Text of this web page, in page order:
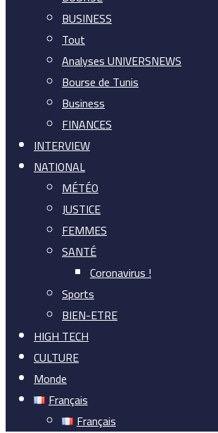
BUSINESS
Tout
Analyses UNIVERSNEWS
Bourse de Tunis
Business
FINANCES
INTERVIEW
NATIONAL
MÉTÉO
JUSTICE
FEMMES
SANTÉ
Coronavirus !
Sports
BIEN-ETRE
HIGH TECH
CULTURE
Monde
Français
Français